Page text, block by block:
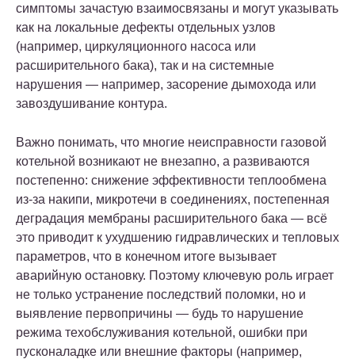
симптомы зачастую взаимосвязаны и могут указывать
как на локальные дефекты отдельных узлов
(например, циркуляционного насоса или
расширительного бака), так и на системные
нарушения — например, засорение дымохода или
завоздушивание контура.
Важно понимать, что многие неисправности газовой
котельной возникают не внезапно, а развиваются
постепенно: снижение эффективности теплообмена
из-за накипи, микротечи в соединениях, постепенная
деградация мембраны расширительного бака — всё
это приводит к ухудшению гидравлических и тепловых
параметров, что в конечном итоге вызывает
аварийную остановку. Поэтому ключевую роль играет
не только устранение последствий поломки, но и
выявление первопричины — будь то нарушение
режима техобслуживания котельной, ошибки при
пусконаладке или внешние факторы (например,